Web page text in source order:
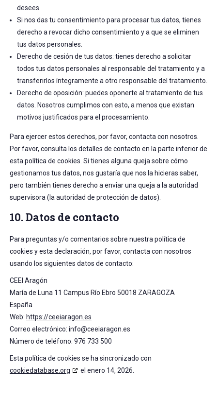
desees.
Si nos das tu consentimiento para procesar tus datos, tienes
derecho a revocar dicho consentimiento y a que se eliminen
tus datos personales.
Derecho de cesión de tus datos: tienes derecho a solicitar
todos tus datos personales al responsable del tratamiento y a
transferirlos íntegramente a otro responsable del tratamiento.
Derecho de oposición: puedes oponerte al tratamiento de tus
datos. Nosotros cumplimos con esto, a menos que existan
motivos justificados para el procesamiento.
Para ejercer estos derechos, por favor, contacta con nosotros.
Por favor, consulta los detalles de contacto en la parte inferior de
esta política de cookies. Si tienes alguna queja sobre cómo
gestionamos tus datos, nos gustaría que nos la hicieras saber,
pero también tienes derecho a enviar una queja a la autoridad
supervisora (la autoridad de protección de datos).
10. Datos de contacto
Para preguntas y/o comentarios sobre nuestra política de
cookies y esta declaración, por favor, contacta con nosotros
usando los siguientes datos de contacto:
CEEI Aragón
María de Luna 11 Campus Río Ebro 50018 ZARAGOZA
España
Web: https://ceeiaragon.es
Correo electrónico: info@ceeiaragon.es
Número de teléfono: 976 733 500
Esta política de cookies se ha sincronizado con
cookiedatabase.org
el enero 14, 2026.